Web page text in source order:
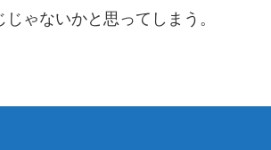
ゃないかと思ってしまう。